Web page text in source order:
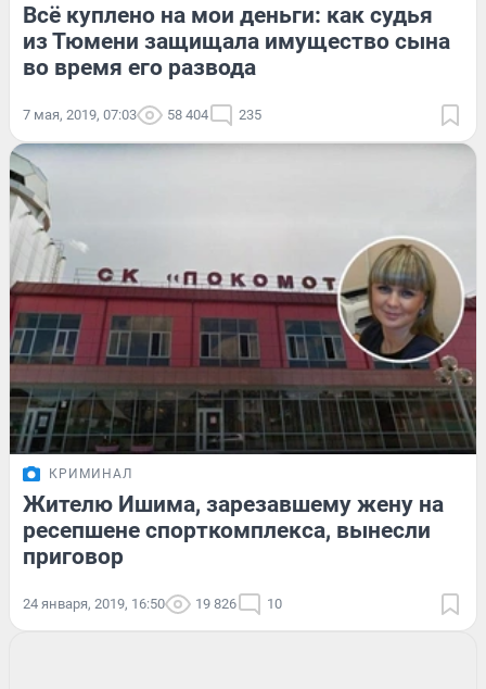
Всё куплено на мои деньги: как судья
из Тюмени защищала имущество сына
во время его развода
7 мая, 2019, 07:03 58 404 235
КРИМИНАЛ
Жителю Ишима, зарезавшему жену на
ресепшене спорткомплекса, вынесли
приговор
24 января, 2019, 16:50 19 826 10